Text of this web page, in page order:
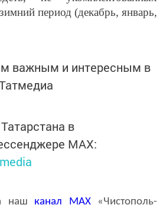
период (декабрь, январь,
важным и интересным в
в
MАХ:
наш канал MAX«Чистополь-